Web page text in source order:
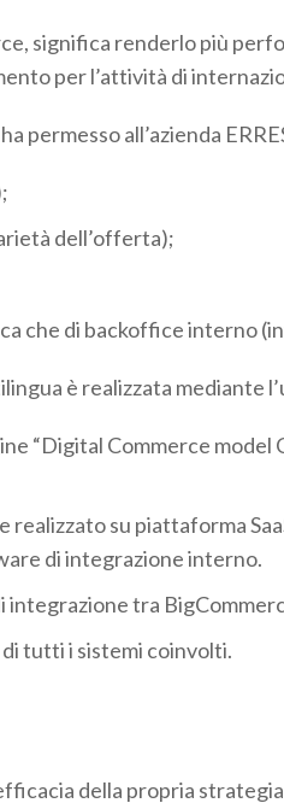
significa renderlo più
per l’attività di
permesso all’azienda
dell’offerta);
che di backoffice interno
è realizzata mediante
“Digital Commerce model
realizzato su piattaforma
di integrazione interno.
tra
tutti i sistemi coinvolti.
della propria